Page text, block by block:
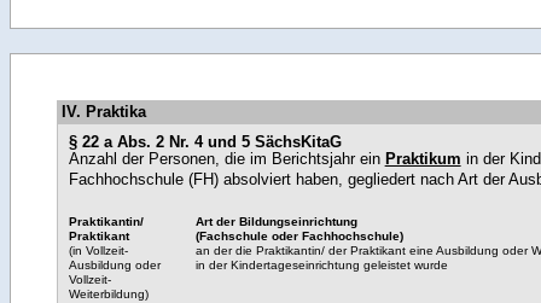
IV. Praktika
Praktikantin/
Praktikant
(in Vollzeit-
Ausbildung oder
Vollzeit-
Weiterbildung)
Art der Bildungseinrichtung
(Fachschule oder Fachhochschule)
an der die Praktikantin/ der Praktikant eine Ausbildung oder
in der Kindertageseinrichtung geleistet wurde
§ 22 a Abs. 2 Nr. 4 und 5 SächsKitaG
Anzahl der Personen, die im Berichtsjahr ein Praktikum in der
Fachhochschule (FH) absolviert haben, gegliedert nach Art der